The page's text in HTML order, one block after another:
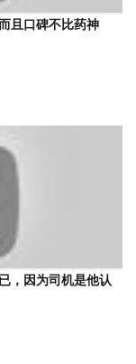
且口碑不比药神
，因为司机是他认